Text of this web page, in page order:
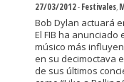
27/03/2012-Festivales,
Bob Dylan actuará
El FIB ha
músico más
en su decimoctava
de sus últimos